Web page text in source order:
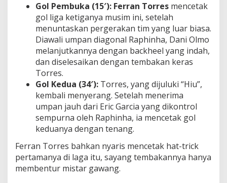
Gol Pembuka (15′): Ferran Torres mencetak
gol liga ketiganya musim ini, setelah
menuntaskan pergerakan tim yang luar biasa.
Diawali umpan diagonal Raphinha, Dani Olmo
melanjutkannya dengan backheel yang indah,
dan diselesaikan dengan tembakan keras
Torres.
Gol Kedua (34′): Torres, yang dijuluki “Hiu”,
kembali menyerang. Setelah menerima
umpan jauh dari Eric Garcia yang dikontrol
sempurna oleh Raphinha, ia mencetak gol
keduanya dengan tenang.
Ferran Torres bahkan nyaris mencetak hat-trick
pertamanya di laga itu, sayang tembakannya hanya
membentur mistar gawang.